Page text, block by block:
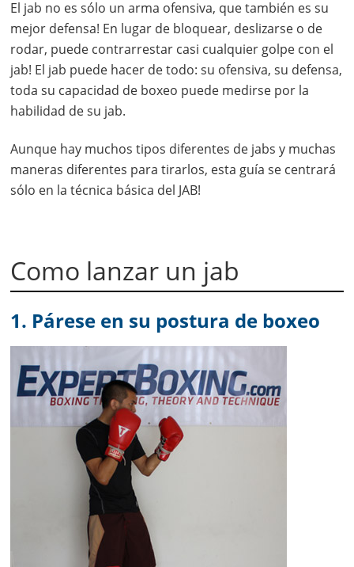
El jab no es sólo un arma ofensiva, que también es su
mejor defensa! En lugar de bloquear, deslizarse o de
rodar, puede contrarrestar casi cualquier golpe con el
jab! El jab puede hacer de todo: su ofensiva, su defensa,
toda su capacidad de boxeo puede medirse por la
habilidad de su jab.
Aunque hay muchos tipos diferentes de jabs y muchas
maneras diferentes para tirarlos, esta guía se centrará
sólo en la técnica básica del JAB!
Como lanzar un jab
1. Párese en su postura de boxeo